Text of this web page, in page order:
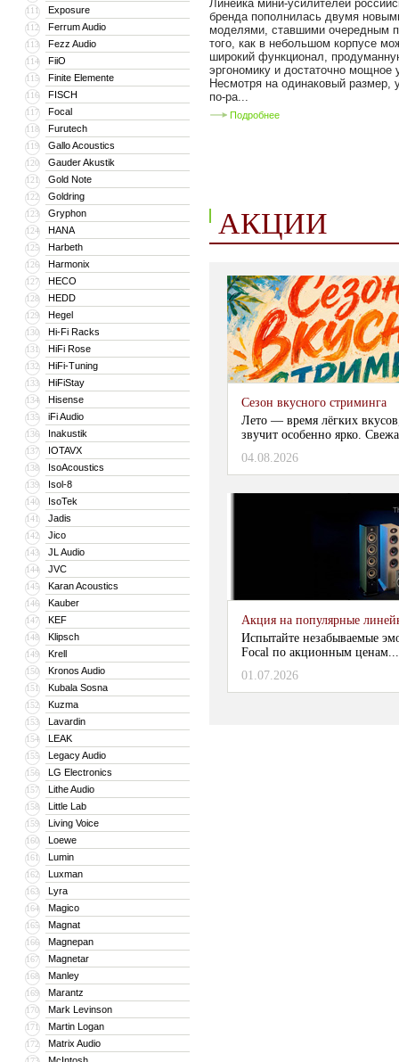
111 Exposure
112 Ferrum Audio
113 Fezz Audio
114 FiiO
115 Finite Elemente
116 FISCH
117 Focal
118 Furutech
119 Gallo Acoustics
120 Gauder Akustik
121 Gold Note
122 Goldring
123 Gryphon
124 HANA
125 Harbeth
126 Harmonix
127 HECO
128 HEDD
129 Hegel
130 Hi-Fi Racks
131 HiFi Rose
132 HiFi-Tuning
133 HiFiStay
134 Hisense
135 iFi Audio
136 Inakustik
137 IOTAVX
138 IsoAcoustics
139 Isol-8
140 IsoTek
141 Jadis
142 Jico
143 JL Audio
144 JVC
145 Karan Acoustics
146 Kauber
147 KEF
148 Klipsch
149 Krell
150 Kronos Audio
151 Kubala Sosna
152 Kuzma
153 Lavardin
154 LEAK
155 Legacy Audio
156 LG Electronics
157 Lithe Audio
158 Little Lab
159 Living Voice
160 Loewe
161 Lumin
162 Luxman
163 Lyra
164 Magico
165 Magnat
166 Magnepan
167 Magnetar
168 Manley
169 Marantz
170 Mark Levinson
171 Martin Logan
172 Matrix Audio
Линейка мини-усилителей
бренда пополнилась двумя
моделями, ставшими очередным
того, как в небольшом корпусе
широкий функционал,
эргономику и достаточно мощное
Несмотря на одинаковый размер,
по-ра...
Подробнее
АКЦИИ
Сезон вкусного стриминга
Лето — время лёгких
звучит особенно ярко.
04.08.2026
Акция на популярные
Испытайте незабываемые
Focal по акционным
01.07.2026